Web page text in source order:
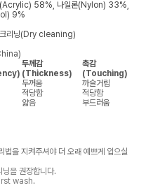
(Acrylic) 58%, 나일론(Nylon) 33%,
9%
크리닝(Dry cleaning)
두께감
(Thickness)
촉감
(Touching)
두꺼움
까슬거림
적당함
적당함
얇음
부드러움
법을 지켜주셔야 더 오래 예쁘게 입으실
을 권장합니다.
wash.